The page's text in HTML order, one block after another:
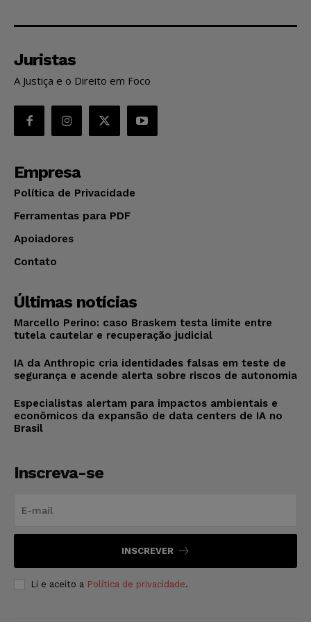
Juristas
A Justiça e o Direito em Foco
Empresa
Política de Privacidade
Ferramentas para PDF
Apoiadores
Contato
Últimas notícias
Marcello Perino: caso Braskem testa limite entre
tutela cautelar e recuperação judicial
IA da Anthropic cria identidades falsas em teste de
segurança e acende alerta sobre riscos de autonomia
Especialistas alertam para impactos ambientais e
econômicos da expansão de data centers de IA no
Brasil
Inscreva-se
INSCREVER
Li e aceito a Política de privacidade.